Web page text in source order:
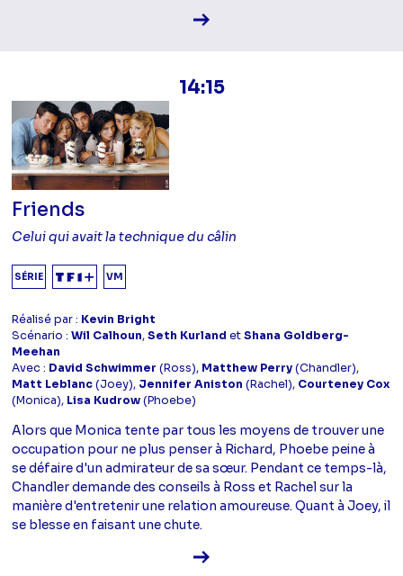
Voir la fiche diffusion
14:15
Friends
Celui qui avait la technique du câlin
SÉRIE VM
Réalisé par : Kevin Bright
Scénario :Wil Calhoun,Seth Kurland etShana Goldberg-
Meehan
Avec : David Schwimmer (Ross), Matthew Perry(Chandler),
Matt Leblanc(Joey), Jennifer Aniston (Rachel), Courteney Cox
(Monica), Lisa Kudrow(Phoebe)
Alors que Monica tente par tous les moyens de trouver une
occupation pour ne plus penser à Richard, Phoebe peine à
se défaire d'un admirateur de sa sœur. Pendant ce temps-là,
Chandler demande des conseils à Ross et Rachel sur la
manière d'entretenir une relation amoureuse. Quant à Joey, il
se blesse en faisant une chute.
Voir la fiche diffusion